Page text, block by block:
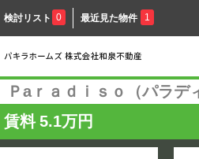
検討リスト 0 最近見た物件 1
Ｐaｒａｄｉｓｏ（パラデ
賃料 5.1万円